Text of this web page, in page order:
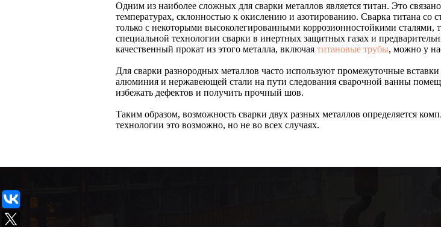
Одним из наиболее сложных для сварки металлов является титан. Это
температурах, склонностью к окислению и азотированию. Сварка титана со
только с некоторыми высоколегированными коррозионностойкими
специальной технологии сварки в инертных защитных газах и
качественный прокат из этого металла, включая титановые трубы, можно у
Для сварки разнородных металлов часто используют промежуточные
алюминия и нержавеющей стали на пути следования сварочной ванны
избежать дефектов и получить прочный шов.
Таким образом, возможность сварки двух разных металлов определяется
технологии это возможно, но не во всех случаях.